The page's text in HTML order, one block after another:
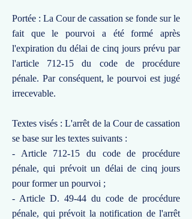
Portée : La Cour de cassation se fonde sur le
fait que le pourvoi a été formé après
l'expiration du délai de cinq jours prévu par
l'article 712-15 du code de procédure
pénale. Par conséquent, le pourvoi est jugé
irrecevable.
Textes visés : L'arrêt de la Cour de cassation
se base sur les textes suivants :
- Article 712-15 du code de procédure
pénale, qui prévoit un délai de cinq jours
pour former un pourvoi ;
- Article D. 49-44 du code de procédure
pénale, qui prévoit la notification de l'arrêt